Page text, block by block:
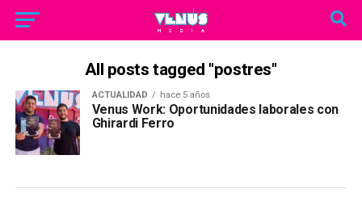
All posts tagged "postres"
ACTUALIDAD hace 5 años
Venus Work: Oportunidades laborales con
Ghirardi Ferro